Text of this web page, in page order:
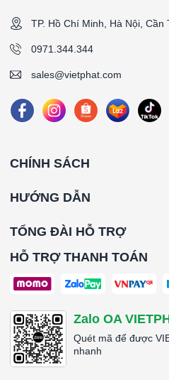
TP. Hồ Chí Minh, Hà Nội,
0971.344.344
sales@vietphat.com
CHÍNH SÁCH
HƯỚNG DẪN
TỔNG ĐÀI HỖ TRỢ
HỖ TRỢ THANH TOÁN
Zalo OA
Quét mã để được
nhanh